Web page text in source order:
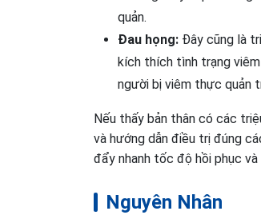
quản.
Đau họng: Đây cũng là
kích thích tình trạng viêm
người bị viêm thực quản
Nếu thấy bản thân có các
và hướng dẫn điều trị đúng
đẩy nhanh tốc độ hồi phục
Nguyên Nhân